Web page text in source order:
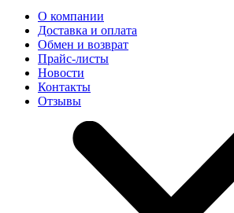
О компании
Доставка и оплата
Обмен и возврат
Прайс-листы
Новости
Контакты
Отзывы